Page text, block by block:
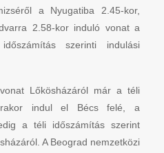
a Nyugatiba 2.45-kor,
2.58-kor induló vonat a
szerinti indulási
Lőkösházáról már a téli
indul el Bécs felé, a
a téli időszámítás szerint
A Beograd nemzetközi